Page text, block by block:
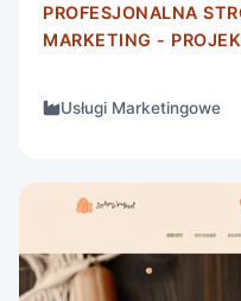
PROFESJONALNA
MARKETING -
Usługi Marketingowe
STRONA